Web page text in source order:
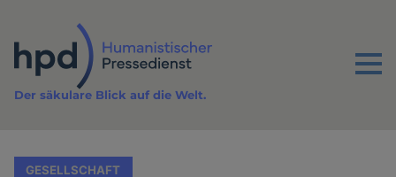
Inhalt
Menu
Der säkulare Blick auf die Welt.
GESELLSCHAFT